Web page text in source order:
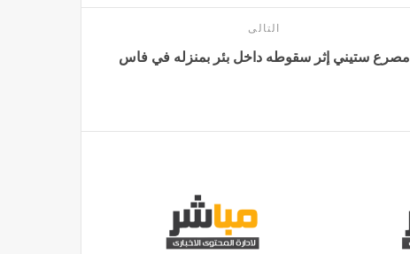
التالى
مصرع ستيني إثر سقوطه داخل بئر بمنزله في فاس